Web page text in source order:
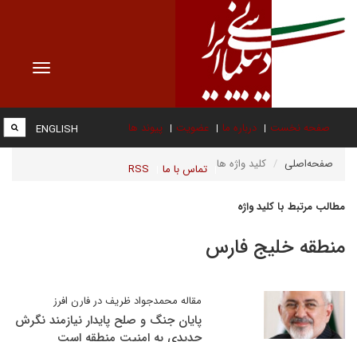
Toggle
صفحه نخست درباره ما عضویت پیوند ها
تماس با ما RSS
ENGLISH
صفحه‌اصلی کلید واژه ها
مطالب مرتبط با کلید واژه
منطقه خلیج فارس
مقاله محمدجواد ظریف در فارن افرز
پایان جنگ و صلح پایدار نیازمند نگرش
جدیدی به امنیت منطقه است